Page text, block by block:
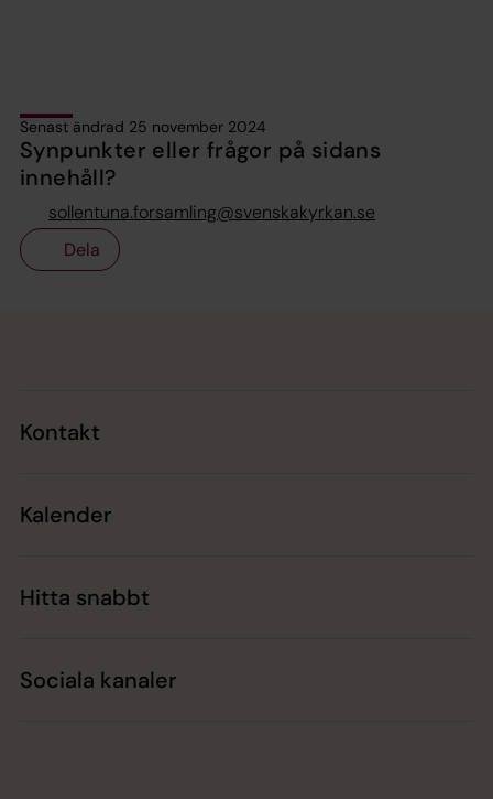
Senast ändrad 25 november 2024
Synpunkter eller frågor på sidans
innehåll?
sollentuna.forsamling@svenskakyrkan.se
Dela
Kontakt
Kalender
Hitta snabbt
Sociala kanaler